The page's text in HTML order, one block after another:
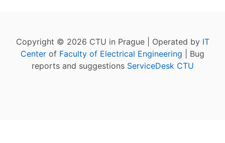
Copyright © 2026 CTU in Prague | Operated by IT
Center of Faculty of Electrical Engineering | Bug
reports and suggestions ServiceDesk CTU